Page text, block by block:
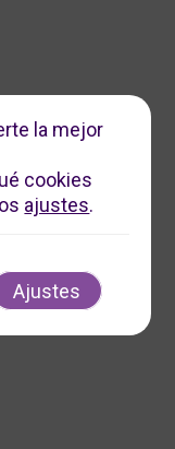
para
optimizar tu
la mejor
cookies
ajustes.
Ajustes